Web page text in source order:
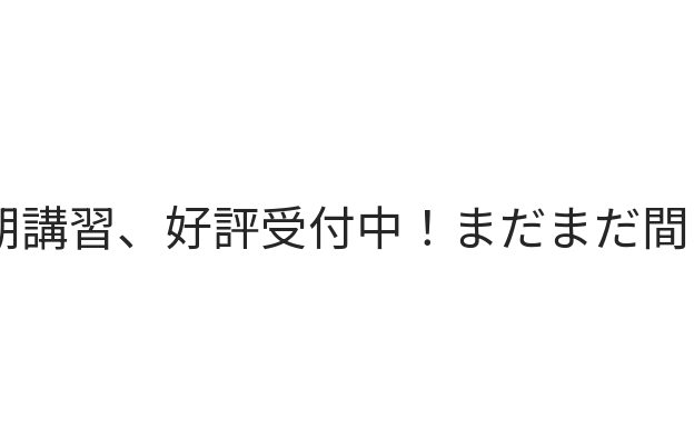
講習、好評受付中！まだまだ